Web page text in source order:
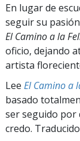
En lugar de
seguir su
El Camino a la
oficio, dejando
artista
Lee El Camino a
basado
ser seguido por
credo.